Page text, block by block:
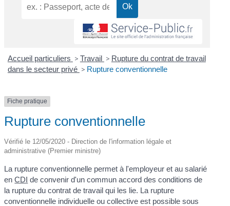
Accueil particuliers > Travail > Rupture du contrat de travail
dans le secteur privé > Rupture conventionnelle
Fiche pratique
Rupture conventionnelle
Vérifié le 12/05/2020 - Direction de l'information légale et
administrative (Premier ministre)
La rupture conventionnelle permet à l'employeur et au salarié
enCDI de convenir d'un commun accord des conditions de
la rupture du contrat de travail qui les lie. La rupture
conventionnelle individuelle ou collective est possible sous